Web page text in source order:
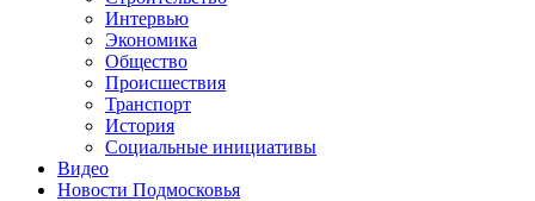
Интервью
Экономика
Общество
Происшествия
Транспорт
История
Социальные инициативы
Видео
Новости Подмосковья